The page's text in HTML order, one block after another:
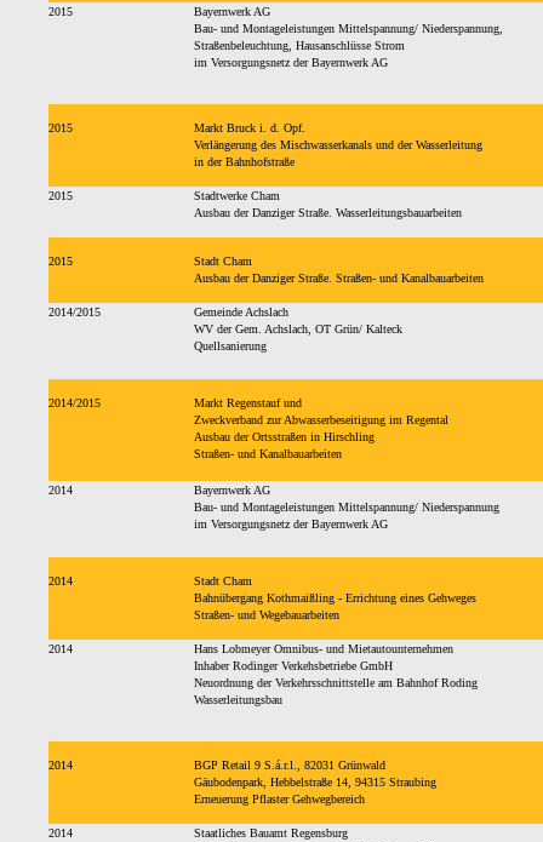
2015
Bayernwerk AG
Bau- und Montageleistungen Mittelspannung/ Niederspannung,
Straßenbeleuchtung, Hausanschlüsse Strom
im Versorgungsnetz der Bayernwerk AG
2015
Markt Bruck i. d. Opf.
Verlängerung des Mischwasserkanals und der Wasserleitung
in der Bahnhofstraße
2015
Stadtwerke Cham
Ausbau der Danziger Straße. Wasserleitungsbauarbeiten
2015
Stadt Cham
Ausbau der Danziger Straße. Straßen- und Kanalbauarbeiten
2014/2015
Gemeinde Achslach
WV der Gem. Achslach, OT Grün/ Kalteck
Quellsanierung
2014/2015
Markt Regenstauf und
Zweckverband zur Abwasserbeseitigung im Regental
Ausbau der Ortsstraßen in Hirschling
Straßen- und Kanalbauarbeiten
2014
Bayernwerk AG
Bau- und Montageleistungen Mittelspannung/ Niederspannung
im Versorgungsnetz der Bayernwerk AG
2014
Stadt Cham
Bahnübergang Kothmaißling - Errichtung eines Gehweges
Straßen- und Wegebauarbeiten
2014
Hans Lobmeyer Omnibus- und Mietautounternehmen
Inhaber Rodinger Verkehsbetriebe GmbH
Neuordnung der Verkehrsschnittstelle am Bahnhof Roding
Wasserleitungsbau
2014
BGP Retail 9 S.á.r.l., 82031 Grünwald
Gäubodenpark, Hebbelstraße 14, 94315 Straubing
Erneuerung Pflaster Gehwegbereich
2014
Staatliches Bauamt Regensburg